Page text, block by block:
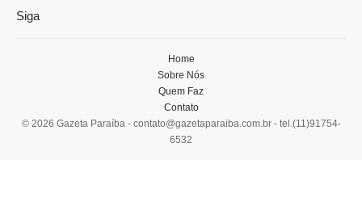
Siga
© 2026 Gazeta Paraíba - contato@gazetaparaiba.com.br- tel.(11)91754-
6532
Home
Sobre Nós
Quem Faz
Contato